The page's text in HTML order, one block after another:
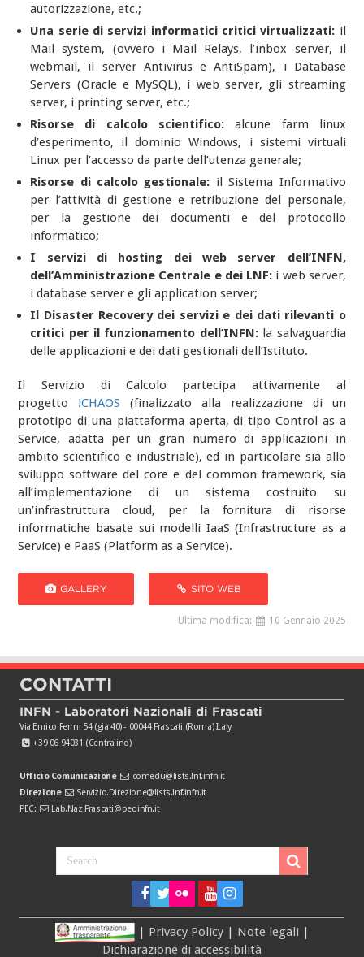
autorizzazione, etc.;
Una serie di servizi informatici critici virtualizzati: il
Mail system, (ovvero i Mail Relays, l’inbox server, il
webmail, il server Antivirus e AntiSpam), i Database
Servers (Oracle e MySQL), i web server, gli streaming
server, i printing server, etc.;
Risorse di calcolo scientifico: alcune farm linux
d’esperimento, il dominio Windows, i sistemi virtuali
Linux per l’accesso da parte dell’utenza generale;
Risorse di calcolo gestionale: il Sistema Informativo
per l’attività di gestione e retribuzione del personale,
per la gestione dei documenti e del protocollo
informatico;
I servizi di hosting dei web server dell’INFN,
dell’Amministrazione Centrale e dei LNF: i web server,
i database server e gli application server;
Il Disaster Recovery dei servizi e dei dati rilevanti o
critici per il funzionamento dell’INFN:la salvaguardia
delle applicazioni e dei dati gestionali dell’Istituto.
Il Servizio di Calcolo partecipa attivamente al
progetto !CHAOS (finalizzato alla realizzazione di un
prototipo di una piattaforma aperta, di tipo Control as a
Service, adatta per un gran numero di applicazioni in
ambito scientifico e industriale), ed in particolare sia allo
sviluppo software del core e del common framework, sia
all’implementazione di un sistema costruito su
un’infrastruttura cloud, per la fornitura di risorse
informatiche basate sui modelli IaaS (Infrastructure as a
Service) e PaaS (Platform as a Service).
GALLERY SITO WEB
Ultima modifica: 10 Gennaio 2025
CONTATTI
INFN - Laboratori Nazionali di Frascati
Via Enrico Fermi 54 (già 40) - 00044 Frascati (Roma) Italy
+39 06 94031 (Centralino)
Ufficio Comunicazione
comedu@lists.lnf.infn.it
Direzione
Servizio.Direzione@lists.lnf.infn.it
PEC:
Lab.Naz.Frascati@pec.infn.it
| Privacy Policy| Note legali |
Dichiarazione di accessibilità